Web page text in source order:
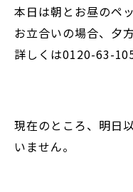
本日は朝とお昼のペ
お立合いの場合、夕
詳しくは0120-63-
現在のところ、明日
いません。